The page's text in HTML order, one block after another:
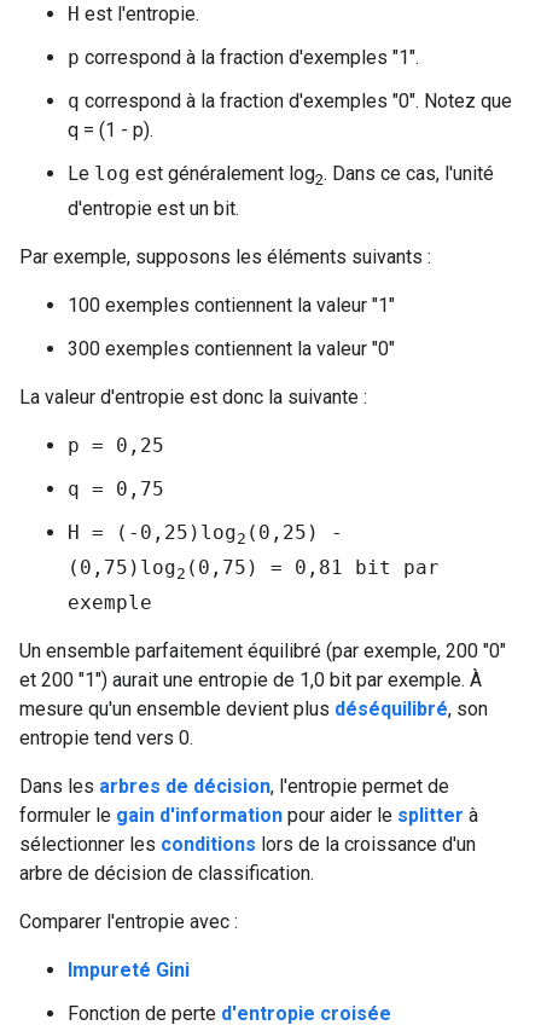
H est l'entropie.
p correspond à la fraction d'exemples "1".
q correspond à la fraction d'exemples "0". Notez que
q = (1 - p).
Le log est généralement log2. Dans ce cas, l'unité
d'entropie est un bit.
Par exemple, supposons les éléments suivants :
100 exemples contiennent la valeur "1"
300 exemples contiennent la valeur "0"
La valeur d'entropie est donc la suivante :
p = 0,25
q = 0,75
H = (-0,25)log2 (0,25) -
(0,75)log2 (0,75) = 0,81 bit par
exemple
Un ensemble parfaitement équilibré (par exemple, 200 "0"
et 200 "1") aurait une entropie de 1,0 bit par exemple. À
mesure qu'un ensemble devient plus déséquilibré, son
entropie tend vers 0.
Dans les arbres de décision, l'entropie permet de
formuler le gain d'information pour aider le splitter à
sélectionner les conditions lors de la croissance d'un
arbre de décision de classification.
Comparer l'entropie avec :
Impureté Gini
Fonction de perte d'entropie croisée